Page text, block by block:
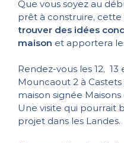
Que vous soyez au
prêt à construire,
trouver des idées
maison et apportera
Rendez-vous les 12,
Mouncaout 2 à
maison signée Maisons
Une visite qui pourrait
projet dans les Landes.